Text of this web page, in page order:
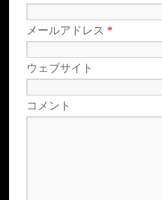
メールアドレス *
ウェブサイト
コメント